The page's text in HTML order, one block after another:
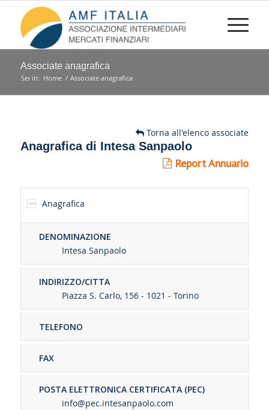
Associate anagrafica
Sei in: Home / Associate anagrafica
Torna all'elenco associate
Anagrafica di Intesa Sanpaolo
Report Annuario
Anagrafica
DENOMINAZIONE
Intesa Sanpaolo
INDIRIZZO/CITTA
Piazza S. Carlo, 156 - 1021 - Torino
TELEFONO
FAX
POSTA ELETTRONICA CERTIFICATA (PEC)
info@pec.intesanpaolo.com